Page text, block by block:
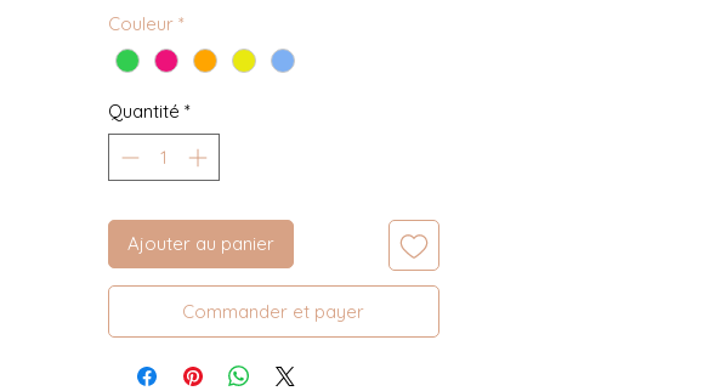
Couleur *
Quantité *
Ajouter au panier
Commander et payer